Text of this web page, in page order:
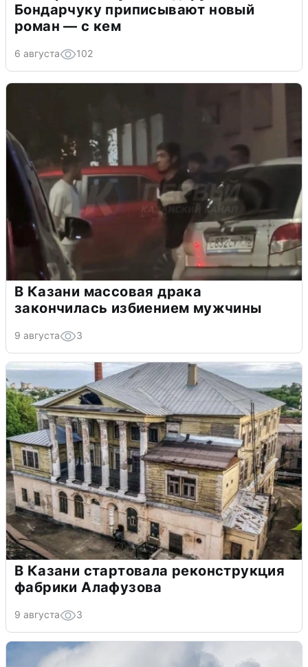
Бондарчуку приписывают новый
роман — с кем
6 августа 102
В Казани массовая драка
закончилась избиением мужчины
9 августа 3
В Казани стартовала реконструкция
фабрики Алафузова
9 августа 3